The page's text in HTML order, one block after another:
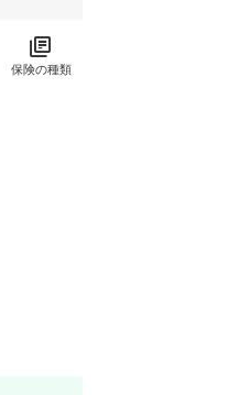
保険の種類